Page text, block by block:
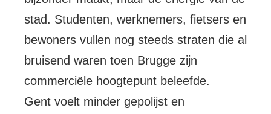
stad. Studenten, werknemers, fietsers en
bewoners vullen nog steeds straten die al
bruisend waren toen Brugge zijn
commerciële hoogtepunt beleefde.
Gent voelt minder gepolijst en